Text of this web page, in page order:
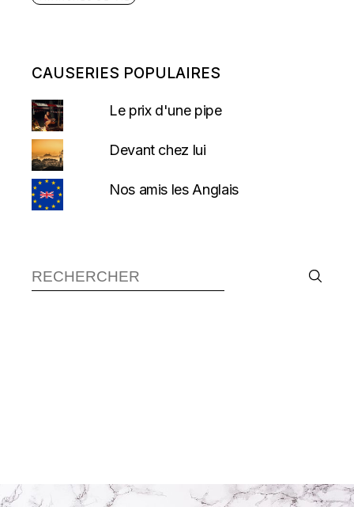
CAUSERIES POPULAIRES
Le prix d'une pipe
Devant chez lui
Nos amis les Anglais
Recherche :